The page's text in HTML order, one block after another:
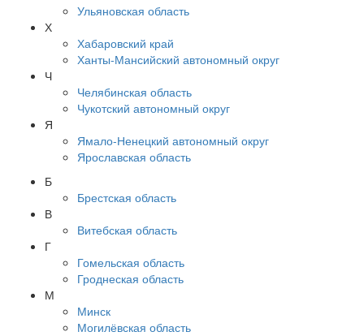
Ульяновская область
Х
Хабаровский край
Ханты-Мансийский автономный округ
Ч
Челябинская область
Чукотский автономный округ
Я
Ямало-Ненецкий автономный округ
Ярославская область
Б
Брестская область
В
Витебская область
Г
Гомельская область
Гроднеская область
М
Минск
Могилёвская область